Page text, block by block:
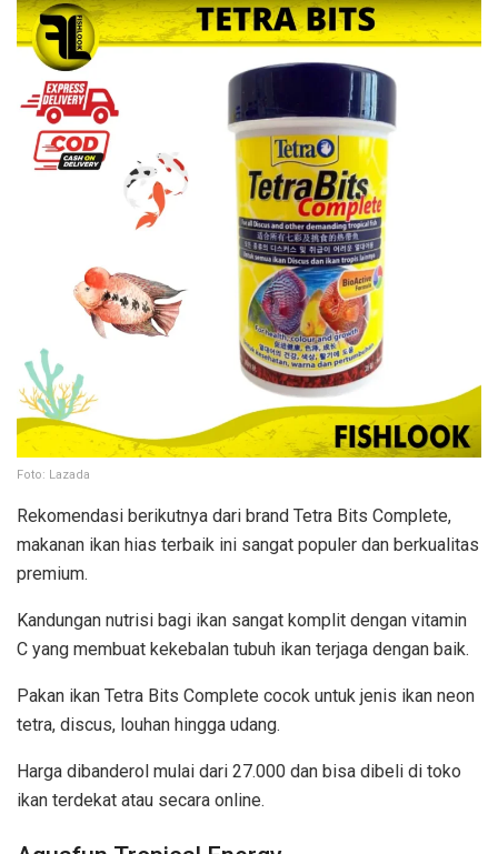
Foto: Lazada
Rekomendasi berikutnya dari brand Tetra Bits Complete,
makanan ikan hias terbaik ini sangat populer dan berkualitas
premium.
Kandungan nutrisi bagi ikan sangat komplit dengan vitamin
C yang membuat kekebalan tubuh ikan terjaga dengan baik.
Pakan ikan Tetra Bits Complete cocok untuk jenis ikan neon
tetra, discus, louhan hingga udang.
Harga dibanderol mulai dari 27.000 dan bisa dibeli di toko
ikan terdekat atau secara online.